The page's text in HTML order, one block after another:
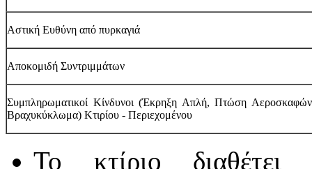
Αστική Ευθύνη από πυρκαγιά
Αποκομιδή Συντριμμάτων
Συμπληρωματικοί Κίνδυνοι (Έκρηξη Απλή, Πτώση
Βραχυκύκλωμα) Κτιρίου - Περιεχομένου
Το κτίριο διαθέτει